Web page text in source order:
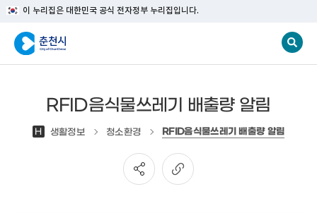
이 누리집은 대한민국 공식 전자정부 누리집입니다.
RFID음식물쓰레기 배출량 알림
H 생활정보 청소환경 RFID음식물쓰레기 배출량 알림